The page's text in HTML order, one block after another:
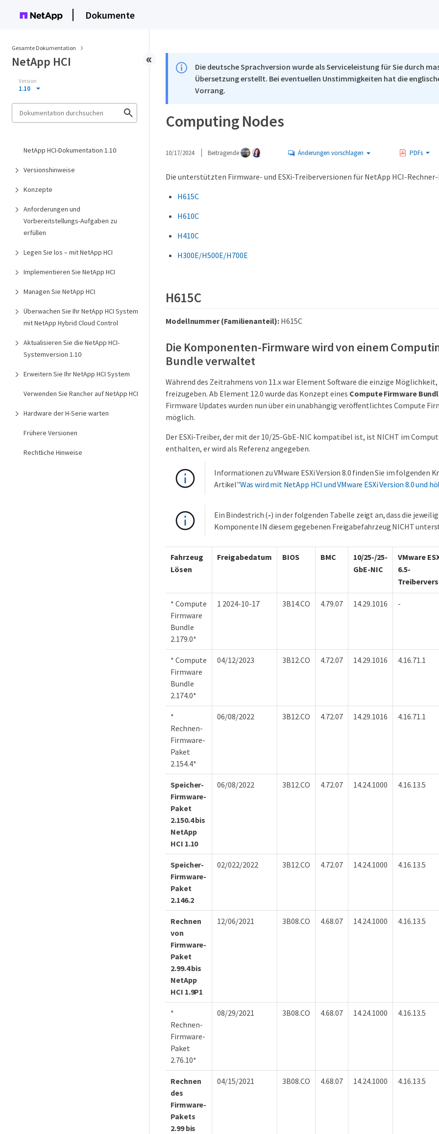
Dokumente
Gesamte Dokumentation
NetApp HCI
Version
1.10
NetApp HCI-Dokumentation 1.10
Versionshinweise
Konzepte
Anforderungen und
Vorbereitstellungs-Aufgaben zu
erfüllen
Legen Sie los – mit NetApp HCI
Implementieren Sie NetApp HCI
Managen Sie NetApp HCI
Überwachen Sie Ihr NetApp HCI System
mit NetApp Hybrid Cloud Control
Aktualisieren Sie die NetApp HCI-
Systemversion 1.10
Erweitern Sie Ihr NetApp HCI System
Verwenden Sie Rancher auf NetApp HCI
Hardware der H-Serie warten
Frühere Versionen
Rechtliche Hinweise
Die deutsche Sprachversion wurde als Serviceleistung für Sie durch
Übersetzung erstellt. Bei eventuellen Unstimmigkeiten hat die
Vorrang.
Computing Nodes
10/17/2024 Beitragende Änderungen vorschlagen PDFs
Die unterstützten Firmware- und ESXi-Treiberversionen für NetApp HCI-Rechner-
H615C
H610C
H410C
H300E/H500E/H700E
H615C
Modellnummer (Familienanteil):H615C
Die Komponenten-Firmware wird von einem
Bundle verwaltet
Während des Zeitrahmens von 11.x war Element Software die einzige
freizugeben. Ab Element 12.0 wurde das Konzept eines Compute Firmware
Firmware Updates wurden nun über ein unabhängig veröffentlichtes Compute
möglich.
Der ESXi-Treiber, der mit der 10/25-GbE-NIC kompatibel ist, ist NICHT im
enthalten, er wird als Referenz angegeben.
Informationen zu VMware ESXi Version 8.0 finden Sie im folgenden
Artikel"Was wird mit NetApp HCI und VMware ESXi Version 8.0 und
Ein Bindestrich (-) in der folgenden Tabelle zeigt an, dass die
Komponente IN diesem gegebenen Freigabefahrzeug NICHT
Fahrzeug
Lösen
Freigabedatum BIOS BMC
10/25-/25-
GbE-NIC
VMware
6.5-
* Compute
Firmware
Bundle
2.179.0*
1 2024-10-17 3B14.CO 4.79.07 14.29.1016 -
* Compute
Firmware
Bundle
2.174.0*
04/12/2023 3B12.CO 4.72.07 14.29.1016 4.16.71.1
*
Rechnen-
Firmware-
Paket
2.154.4*
06/08/2022 3B12.CO 4.72.07 14.29.1016 4.16.71.1
Speicher-
Firmware-
Paket
2.150.4 bis
NetApp
HCI 1.10
06/08/2022 3B12.CO 4.72.07 14.24.1000 4.16.13.5
Speicher-
Firmware-
Paket
2.146.2
02/022/2022 3B12.CO 4.72.07 14.24.1000 4.16.13.5
Rechnen
von
Firmware-
Paket
2.99.4 bis
NetApp
HCI 1.9P1
12/06/2021 3B08.CO 4.68.07 14.24.1000 4.16.13.5
*
Rechnen-
Firmware-
Paket
2.76.10*
08/29/2021 3B08.CO 4.68.07 14.24.1000 4.16.13.5
Rechnen
des
Firmware-
Pakets
2.99 bis
04/15/2021 3B08.CO 4.68.07 14.24.1000 4.16.13.5